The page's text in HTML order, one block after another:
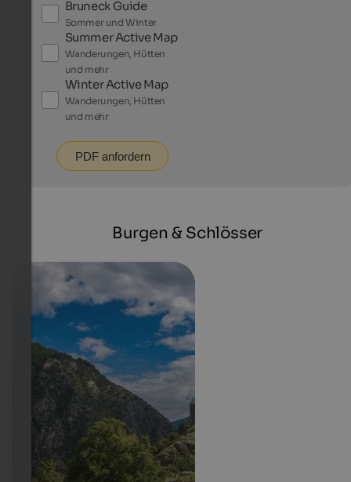
Bruneck Guide
Sommer und Winter
Summer Active Map
Wanderungen, Hütten
und mehr
Winter Active Map
Wanderungen, Hütten
und mehr
PDF anfordern
Burgen & Schlösser